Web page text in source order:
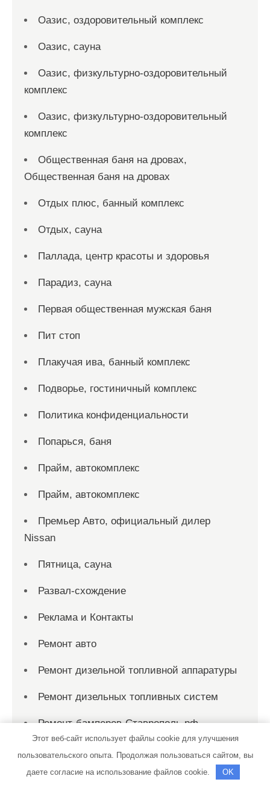
Оазис, оздоровительный комплекс
Оазис, сауна
Оазис, физкультурно-оздоровительный
комплекс
Оазис, физкультурно-оздоровительный
комплекс
Общественная баня на дровах,
Общественная баня на дровах
Отдых плюс, банный комплекс
Отдых, сауна
Паллада, центр красоты и здоровья
Парадиз, сауна
Первая общественная мужская баня
Пит стоп
Плакучая ива, банный комплекс
Подворье, гостиничный комплекс
Политика конфиденциальности
Попарься, баня
Прайм, автокомплекс
Прайм, автокомплекс
Премьер Авто, официальный дилер
Nissan
Пятница, сауна
Развал-схождение
Реклама и Контакты
Ремонт авто
Ремонт дизельной топливной аппаратуры
Ремонт дизельных топливных систем
Ремонт-бамперов-Ставрополь.рф
Родник
Этот веб-сайт использует файлы cookie для улучшения
пользовательского опыта. Продолжая пользоваться сайтом, вы
даете согласие на использование файлов cookie.
OK